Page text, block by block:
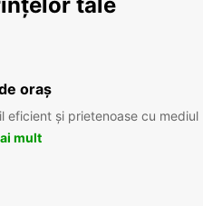
oraș
eficient și prietenoase cu mediul
mult